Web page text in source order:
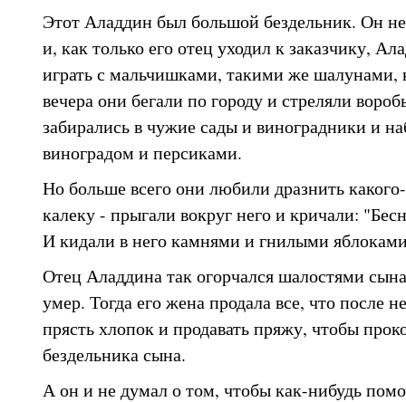
Этот Аладдин был большой бездельник. Он
и, как только его отец уходил к заказчику,
играть с мальчишками, такими же шалунами,
вечера они бегали по городу и стреляли
забирались в чужие сады и виноградники и
виноградом и персиками.
Но больше всего они любили дразнить
калеку - прыгали вокруг него и кричали:
И кидали в него камнями и гнилыми
Отец Аладдина так огорчался шалостями
умер. Тогда его жена продала все, что после
прясть хлопок и продавать пряжу, чтобы
бездельника сына.
А он и не думал о том, чтобы как-нибудь